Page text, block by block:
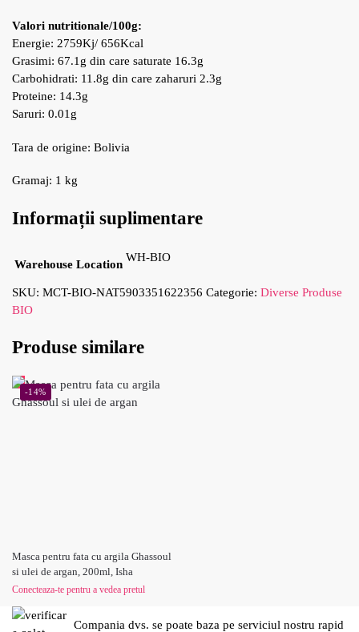
Valori nutritionale/100g:
Energie: 2759Kj/ 656Kcal
Grasimi: 67.1g din care saturate 16.3g
Carbohidrati: 11.8g din care zaharuri 2.3g
Proteine: 14.3g
Saruri: 0.01g
Tara de origine: Bolivia
Gramaj: 1 kg
Informații suplimentare
Warehouse Location
WH-BIO
SKU: MCT-BIO-NAT5903351622356 Categorie: Diverse Produse
BIO
Produse similare
-14%
Masca pentru fata cu argila Ghassoul
si ulei de argan, 200ml, Isha
Conecteaza-te pentru a vedea pretul
Compania dvs. se poate baza pe serviciul nostru rapid